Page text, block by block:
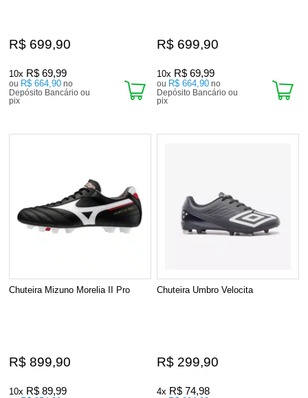
R$ 699,90
10x R$ 69,99
ou R$ 664,90 no
Depósito Bancário ou
pix
R$ 699,90
10x R$ 69,99
ou R$ 664,90 no
Depósito Bancário ou
pix
Chuteira Mizuno Morelia II Pro
R$ 899,90
10x R$ 89,99
Chuteira Umbro Velocita
R$ 299,90
4x R$ 74,98